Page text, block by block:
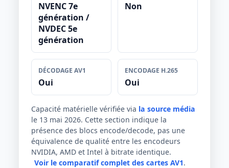
NVENC 7e
génération /
NVDEC 5e
génération
Non
DÉCODAGE AV1
Oui
ENCODAGE H.265
Oui
Capacité matérielle vérifiée via la source média
le 13 mai 2026. Cette section indique la
présence des blocs encode/decode, pas une
équivalence de qualité entre les encodeurs
NVIDIA, AMD et Intel à bitrate identique.
Voir le comparatif complet des cartes AV1.